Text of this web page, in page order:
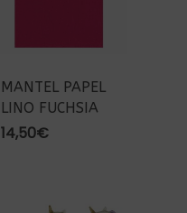
MANTEL PAPEL
LINO FUCHSIA
14,50€